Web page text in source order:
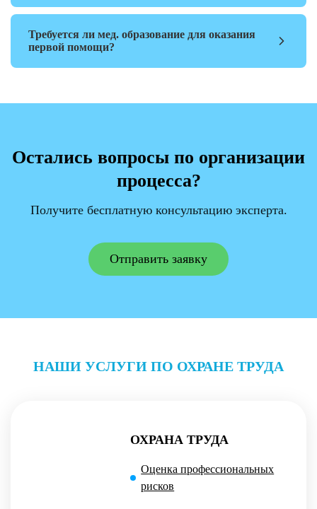
Требуется ли мед. образование для оказания
первой помощи?
Остались вопросы по организации
процесса?
Получите бесплатную консультацию эксперта.
Отправить заявку
НАШИ УСЛУГИ ПО ОХРАНЕ ТРУДА
ОХРАНА ТРУДА
Оценка профессиональных
рисков